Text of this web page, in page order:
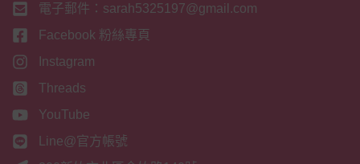
電子郵件：sarah5325197@gmail.com
Facebook 粉絲專頁
Instagram
Threads
YouTube
Line@官方帳號